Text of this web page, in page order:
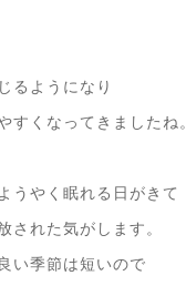
るようになり
すくなってきましたね。
うやく眠れる日がきて
された気がします。
い季節は短いので